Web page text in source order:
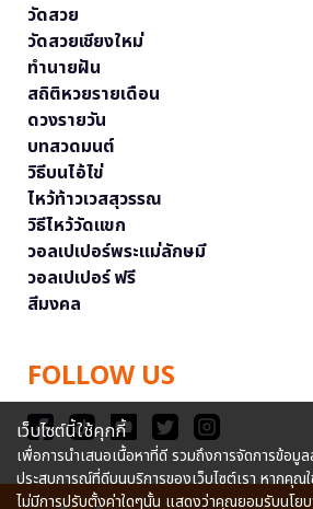
วัดสวย
วัดสวยเชียงใหม่
ทำนายฝัน
สถิติหวยรายเดือน
ดวงรายวัน
บทสวดมนต์
วิธีบนไอ้ไข่
ไหว้ท้าวเวสสุวรรณ
วิธีไหว้วัดแขก
วอลเปเปอร์พระแม่ลักษมี
วอลเปเปอร์ ฟรี
สีมงคล
FOLLOW US
เว็บไซต์นี้ใช้คุกกี้
เพื่อการนำเสนอเนื้อหาที่ดี รวมถึงการจัดการข้อ
ประสบการณ์ที่ดีบนบริการของเว็บไซต์เรา หากคุณ
ไม่มีการปรับตั้งค่าใดๆนั้น แสดงว่าคุณยอมรับนโย